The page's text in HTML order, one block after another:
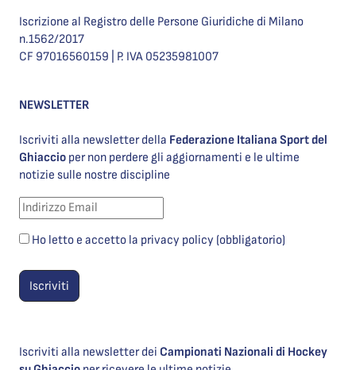
Iscrizione al Registro delle Persone Giuridiche di Milano
n.1562/2017
CF 97016560159 | P. IVA 05235981007
NEWSLETTER
Iscriviti alla newsletter della Federazione Italiana Sport del
Ghiaccio per non perdere gli aggiornamenti e le ultime
notizie sulle nostre discipline
Ho letto e accetto la privacy policy (obbligatorio)
Iscriviti alla newsletter dei Campionati Nazionali di Hockey